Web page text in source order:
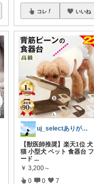
コレ いいね
uj_selectありがとうございます
【獣医師推奨】楽天1位 犬
猫 小型犬 ペット 食器台 フ
ード ...
￥ 3,200～
0 0 7